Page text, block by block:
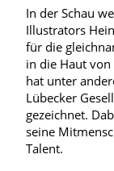
In der Schau
Illustrators
für die
in die Haut
hat unter
Lübecker
gezeichnet.
seine
Talent.